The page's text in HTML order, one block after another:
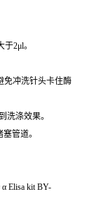
2μl。
免冲洗针头卡住酶
洗涤效果。
管道。
α Elisa kit BY-